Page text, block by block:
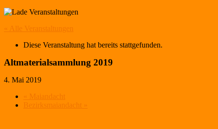
« Alle Veranstaltungen
Diese Veranstaltung hat bereits stattgefunden.
Altmaterialsammlung 2019
4. Mai 2019
«
Maiandacht
Bezirksmaiandacht
»